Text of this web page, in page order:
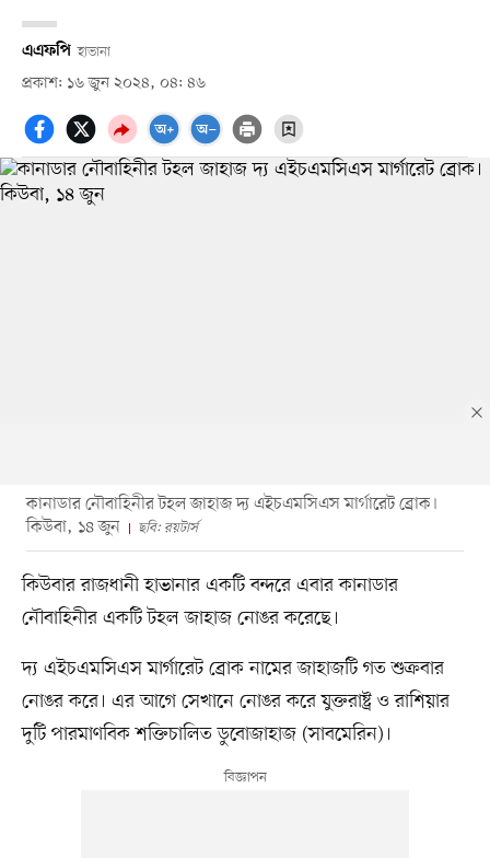
এএফপি হাভানা
প্রকাশ: ১৬ জুন ২০২৪, ০৪: ৪৬
কানাডার নৌবাহিনীর টহল জাহাজ দ্য এইচএমসিএস মার্গারেট ব্রোক।
কিউবা, ১৪ জুন
ছবি: রয়টার্স
কিউবার রাজধানী হাভানার একটি বন্দরে এবার কানাডার
নৌবাহিনীর একটি টহল জাহাজ নোঙর করেছে।
দ্য এইচএমসিএস মার্গারেট ব্রোক নামের জাহাজটি গত শুক্রবার
নোঙর করে। এর আগে সেখানে নোঙর করে যুক্তরাষ্ট্র ও রাশিয়ার
দুটি পারমাণবিক শক্তিচালিত ডুবোজাহাজ (সাবমেরিন)।